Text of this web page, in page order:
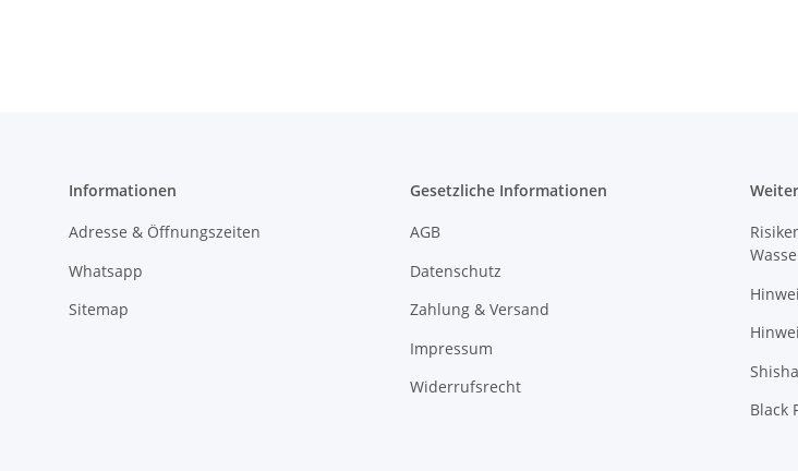
Informationen
Adresse & Öffnungszeiten
Whatsapp
Sitemap
Gesetzliche Informationen
AGB
Datenschutz
Zahlung & Versand
Impressum
Widerrufsrecht
Black